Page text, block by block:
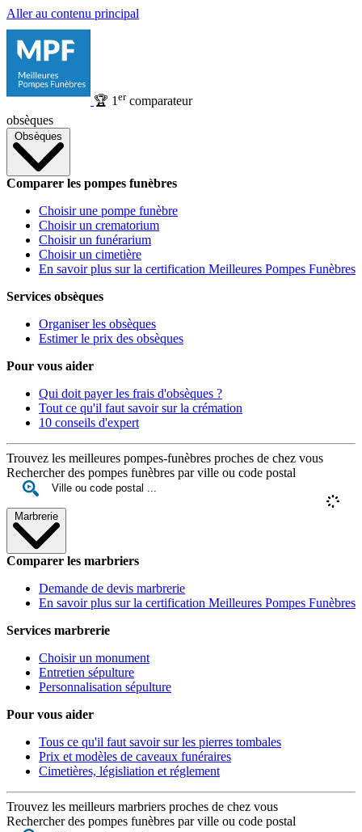
Aller au contenu principal
🏆 1 ercomparateur
obsèques
Obsèques
Comparer les pompes funèbres
Choisir une pompe funèbre
Choisir un crematorium
Choisir un funérarium
Choisir un cimetière
En savoir plus sur la certification Meilleures Pompes Funèbres
Services obsèques
Organiser les obsèques
Estimer le prix des obsèques
Pour vous aider
Qui doit payer les frais d'obsèques ?
Tout ce qu'il faut savoir sur la crémation
10 conseils d'expert
Trouvez les meilleures pompes-funèbres proches de chez vous
Rechercher des pompes funèbres par ville ou code postal
Marbrerie
Comparer les marbriers
Demande de devis marbrerie
En savoir plus sur la certification Meilleures Pompes Funèbres
Services marbrerie
Choisir un monument
Entretien sépulture
Personnalisation sépulture
Pour vous aider
Tous ce qu'il faut savoir sur les pierres tombales
Prix et modèles de caveaux funéraires
Cimetières, législiation et réglement
Trouvez les meilleurs marbriers proches de chez vous
Rechercher des pompes funèbres par ville ou code postal